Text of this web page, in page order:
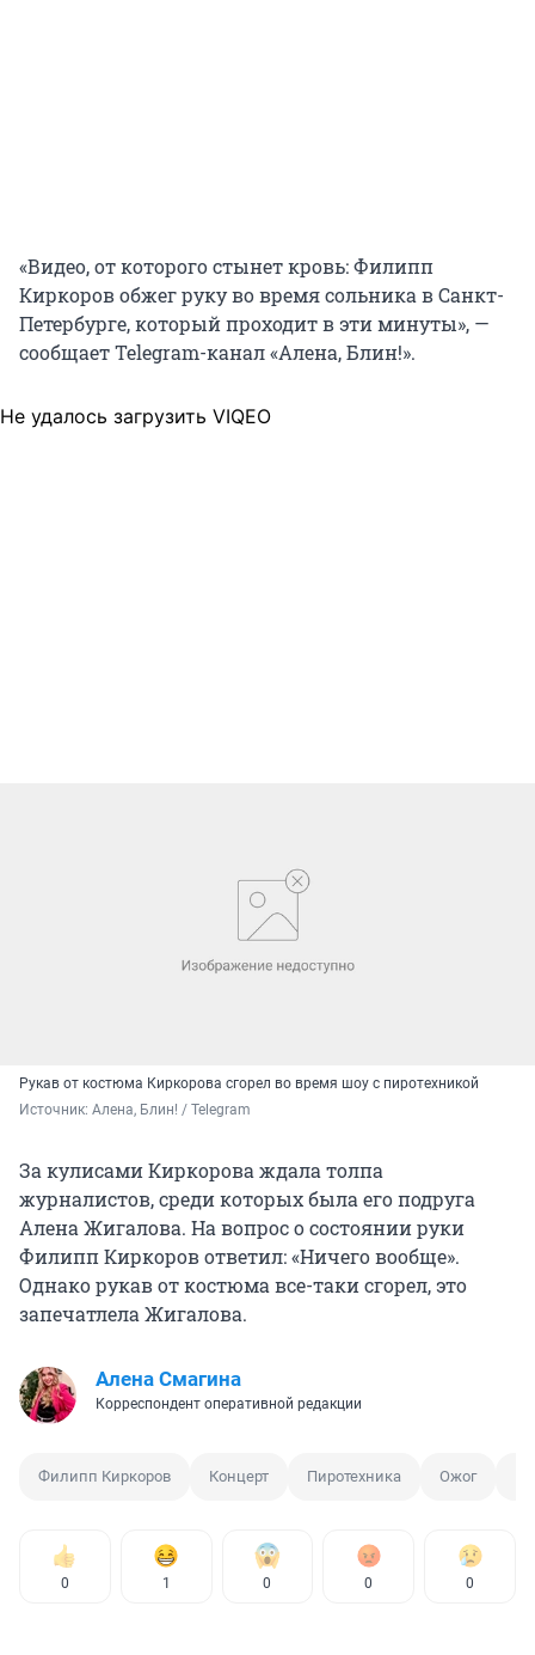
«Видео, от которого стынет кровь: Филипп
Киркоров обжег руку во время сольника в Санкт-
Петербурге, который проходит в эти минуты», —
сообщает Telegram-канал «Алена, Блин!».
Не удалось загрузить VIQEO
Рукав от костюма Киркорова сгорел во время шоу с пиротехникой
Источник: Алена, Блин! / Telegram
За кулисами Киркорова ждала толпа
журналистов, среди которых была его подруга
Алена Жигалова. На вопрос о состоянии руки
Филипп Киркоров ответил: «Ничего вообще».
Однако рукав от костюма все-таки сгорел, это
запечатлела Жигалова.
Алена Смагина
Корреспондент оперативной редакции
Филипп Киркоров Концерт Пиротехника Ожог
0 1 0 0 0